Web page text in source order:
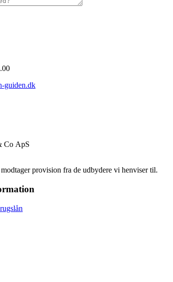
guiden.dk
Co ApS
provision fra de udbydere vi henviser til.